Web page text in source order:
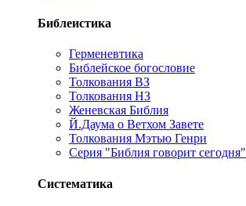
Библеистика
Герменевтика
Библейское богословие
Толкования ВЗ
Толкования НЗ
Женевская Библия
Й.Даума о Ветхом Завете
Толкования Мэтью Генри
Серия "Библия говорит сегодня"
Систематика